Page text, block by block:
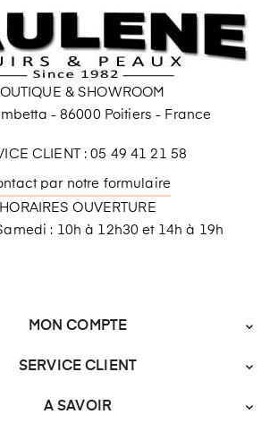
& SHOWROOM
- 86000 Poitiers - France
CLIENT : 05 49 41 21 58
par notre formulaire
HORAIRES OUVERTURE
: 10h à 12h30 et 14h à 19h
MON COMPTE 
SERVICE CLIENT 
A SAVOIR 